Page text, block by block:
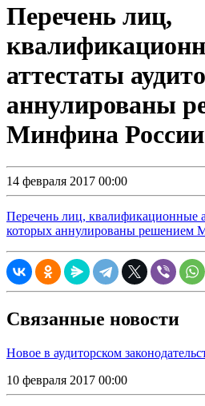
Перечень лиц,
аттестаты
аннулированы
Минфина России
14 февраля 2017 00:00
Перечень лиц, квалификационные
которых аннулированы решением
Связанные новости
Новое в аудиторском
10 февраля 2017 00:00